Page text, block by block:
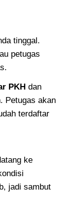
tinggal.
petugas
PKH dan
Petugas akan
terdaftar
ke
jadi sambut